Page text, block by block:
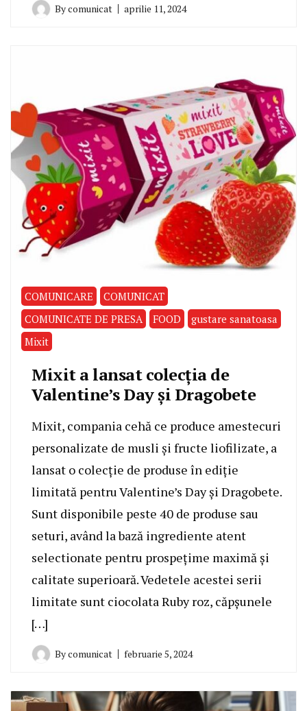
Bycomunicat aprilie 11, 2024
COMUNICARE
COMUNICAT
COMUNICATE DE PRESA
FOOD
gustare sanatoasa
Mixit
Mixit a lansat colecția de
Valentine’s Day și Dragobete
Mixit, compania cehă ce produce amestecuri
personalizate de musli și fructe liofilizate, a
lansat o colecție de produse în ediție
limitată pentru Valentine’s Day și Dragobete.
Sunt disponibile peste 40 de produse sau
seturi, având la bază ingrediente atent
selectionate pentru prospețime maximă și
calitate superioară. Vedetele acestei serii
limitate sunt ciocolata Ruby roz, căpșunele
[…]
Bycomunicat februarie 5, 2024